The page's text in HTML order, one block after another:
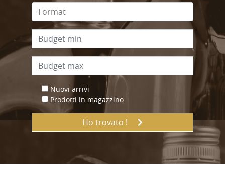
Nuovi arrivi
Prodotti in magazzino
Ho trovato !